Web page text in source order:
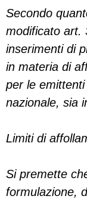
Secondo
modificato art.
inserimenti di
in materia di
per le
nazionale, sia
Limiti di
Si premette
formulazione,